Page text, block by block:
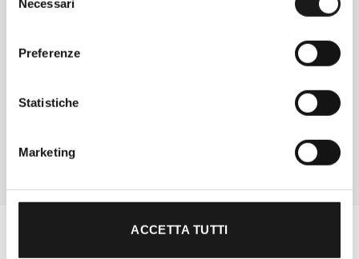
delNecessari
Preferenze
Statistiche
Marketing
ACCETTA TUTTI
Davide di RRTrek